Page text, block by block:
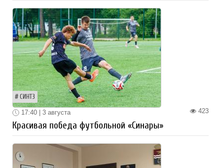
СИНТЗ
423
17:40 | 3 августа
Красивая победа футбольной «Синары»